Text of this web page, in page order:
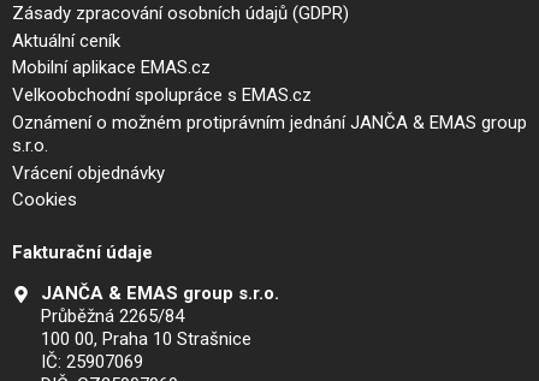
Zásady zpracování osobních údajů (GDPR)
Aktuální ceník
Mobilní aplikace EMAS.cz
Velkoobchodní spolupráce s EMAS.cz
Oznámení o možném protiprávním jednání JANČA & EMAS group
s.r.o.
Vrácení objednávky
Cookies
Fakturační údaje
JANČA & EMAS group s.r.o.
Průběžná 2265/84
100 00, Praha 10 Strašnice
IČ: 25907069